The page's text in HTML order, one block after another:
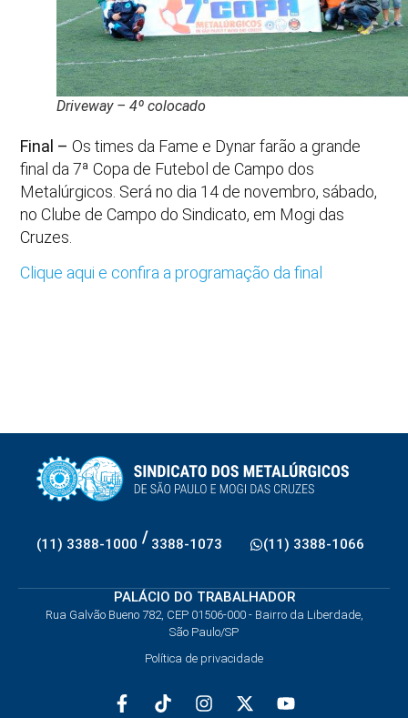
Driveway – 4º colocado
Final – Os times da Fame e Dynar farão a grande
final da 7ª Copa de Futebol de Campo dos
Metalúrgicos. Será no dia 14 de novembro, sábado,
no Clube de Campo do Sindicato, em Mogi das
Cruzes.
Clique aqui e confira a programação da final
(11) 3388-1000 / 3388-1073 (11) 3388-1066
PALÁCIO DO TRABALHADOR
Rua Galvão Bueno 782, CEP 01506-000 - Bairro da Liberdade,
São Paulo/SP
Política de privacidade